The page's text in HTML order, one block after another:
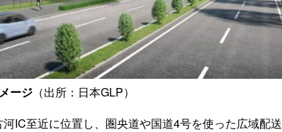
ージ （出所：日本GLP）
IC至近に位置し、圏央道や国道4号を使った広域配送